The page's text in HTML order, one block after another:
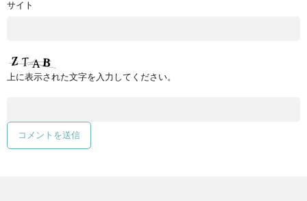
サイト
上に表示された文字を入力してください。